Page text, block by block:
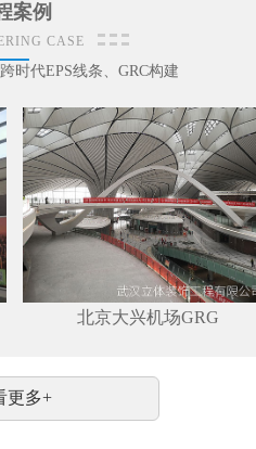
案例
CASE
时代EPS线条、GRC构建
北京大兴机场GRG
更多+